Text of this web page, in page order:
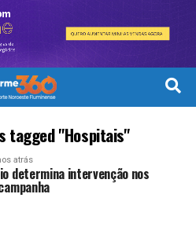
tagged "Hospitais"
atrás
determina intervenção nos